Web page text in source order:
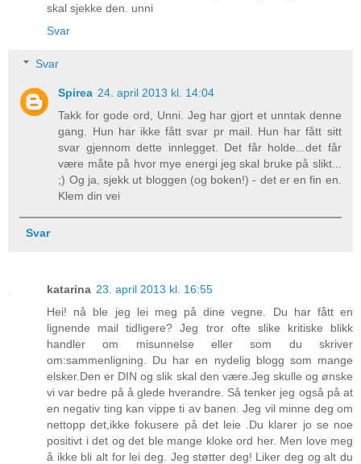
skal sjekke den. unni
Svar
Svar
Spirea 24. april 2013 kl. 14:04
Takk for gode ord, Unni. Jeg har gjort et unntak denne
gang. Hun har ikke fått svar pr mail. Hun har fått sitt
svar gjennom dette innlegget. Det får holde...det får
være måte på hvor mye energi jeg skal bruke på slikt...
;) Og ja, sjekk ut bloggen (og boken!) - det er en fin en.
Klem din vei
Svar
katarina 23. april 2013 kl. 16:55
Hei! nå ble jeg lei meg på dine vegne. Du har fått en
lignende mail tidligere? Jeg tror ofte slike kritiske blikk
handler om misunnelse eller som du skriver
om:sammenligning. Du har en nydelig blogg som mange
elsker.Den er DIN og slik skal den være.Jeg skulle og ønske
vi var bedre på å glede hverandre. Så tenker jeg også på at
en negativ ting kan vippe ti av banen. Jeg vil minne deg om
nettopp det,ikke fokusere på det leie .Du klarer jo se noe
positivt i det og det ble mange kloke ord her. Men love meg
å ikke bli alt for lei deg. Jeg støtter deg! Liker deg og alt du